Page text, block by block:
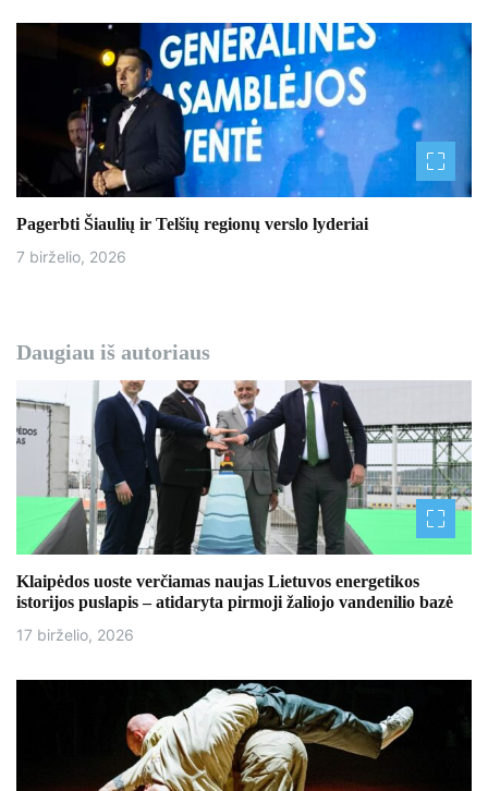
Pagerbti Šiaulių ir Telšių regionų verslo lyderiai
7 birželio, 2026
Daugiau iš autoriaus
Klaipėdos uoste verčiamas naujas Lietuvos energetikos
istorijos puslapis – atidaryta pirmoji žaliojo vandenilio bazė
17 birželio, 2026